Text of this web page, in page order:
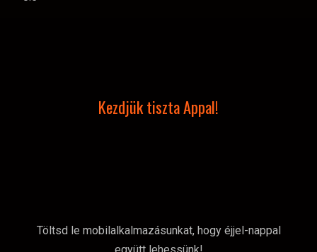
Kezdjük tiszta Appal!
Töltsd le mobilalkalmazásunkat, hogy éjjel-nappal
együtt lehessünk!